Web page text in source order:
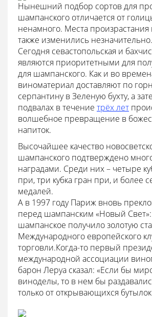
Нынешний подбор сортов для
шампанского отличается от
ненамного. Места произрастания
также изменились незначительно.
Сегодня севастопольская и
являются приоритетными для
для шампанского. Как и во
виноматериал доставляют по
серпантину в Зеленую бухту, а
подвалах в течение трёх лет
волшебное превращение в
напиток.
Высочайшее качество
шампанского подтверждено
наградами. Среди них – четыре
при, три кубка гран при, и более
медалей.
А в 1997 году Париж вновь
перед шампанским «Новый
шампанское получило золотую
Международного европейского
торговли.Когда-то первый
международной ассоциации
барон Леруа сказал: «Если бы
виноделы, то в нем бы
только от открывающихся